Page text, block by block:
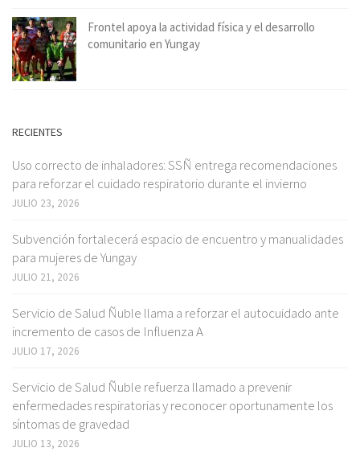
Frontel apoya la actividad física y el desarrollo
comunitario en Yungay
RECIENTES
Uso correcto de inhaladores: SSÑ entrega recomendaciones
para reforzar el cuidado respiratorio durante el invierno
JULIO 23, 2026
Subvención fortalecerá espacio de encuentro y manualidades
para mujeres de Yungay
JULIO 21, 2026
Servicio de Salud Ñuble llama a reforzar el autocuidado ante
incremento de casos de Influenza A
JULIO 17, 2026
Servicio de Salud Ñuble refuerza llamado a prevenir
enfermedades respiratorias y reconocer oportunamente los
síntomas de gravedad
JULIO 13, 2026